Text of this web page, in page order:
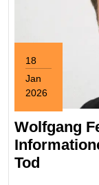
18
Jan
2026
18,
2026
Wolfgang
Tod